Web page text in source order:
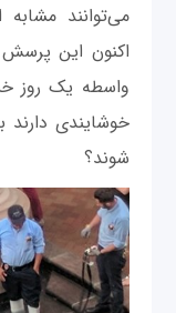
می‌توانند مشابه
اکنون این
واسطه یک روز
خوشایندی
شوند؟